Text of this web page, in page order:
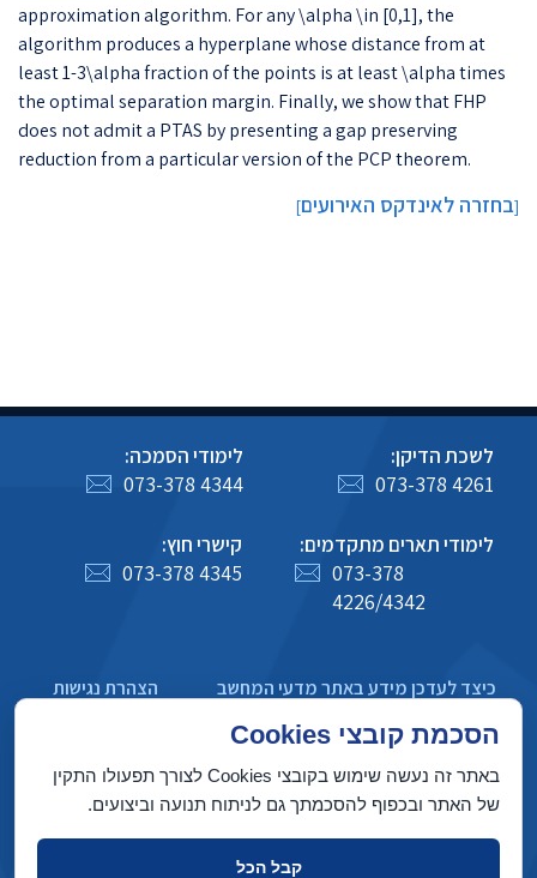
approximation algorithm. For any \alpha \in [0,1], the
algorithm produces a hyperplane whose distance from at
least 1-3\alpha fraction of the points is at least \alpha times
the optimal separation margin. Finally, we show that FHP
does not admit a PTAS by presenting a gap preserving
reduction from a particular version of the PCP theorem.
[בחזרה לאינדקס האירועים]
לשכת הדיקן:
073-378 4261
לימודי הסמכה:
073-378 4344
לימודי תארים מתקדמים:
073-378
4226/4342
קישרי חוץ:
073-378 4345
כיצד לעדכן מידע באתר מדעי המחשב
הצהרת נגישות
מדיניות פרטיות
בניין טאוב, הטכניון מכון טכנולוגי לישראל, חיפה 3200003
הסכמת קובצי Cookies
באתר זה נעשה שימוש בקובצי Cookies לצורך תפעולו התקין
של האתר ובכפוף להסכמתך גם לניתוח תנועה וביצועים.
קבל הכל